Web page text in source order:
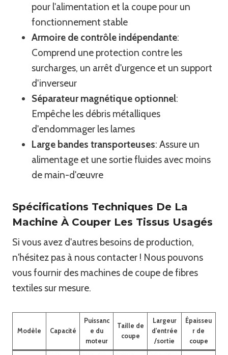
pour l'alimentation et la coupe pour un
fonctionnement stable
Armoire de contrôle indépendante:
Comprend une protection contre les
surcharges, un arrêt d'urgence et un support
d'inverseur
Séparateur magnétique optionnel:
Empêche les débris métalliques
d'endommager les lames
Large bandes transporteuses: Assure un
alimentage et une sortie fluides avec moins
de main-d'œuvre
Spécifications Techniques De La
Machine À Couper Les Tissus Usagés
Si vous avez d'autres besoins de production,
n'hésitez pas à nous contacter ! Nous pouvons
vous fournir des machines de coupe de fibres
textiles sur mesure.
Modèle Capacité
Puissanc
e du
moteur
Taille de
coupe
Largeur
d'entrée
/sortie
Épaisseu
r de
coupe